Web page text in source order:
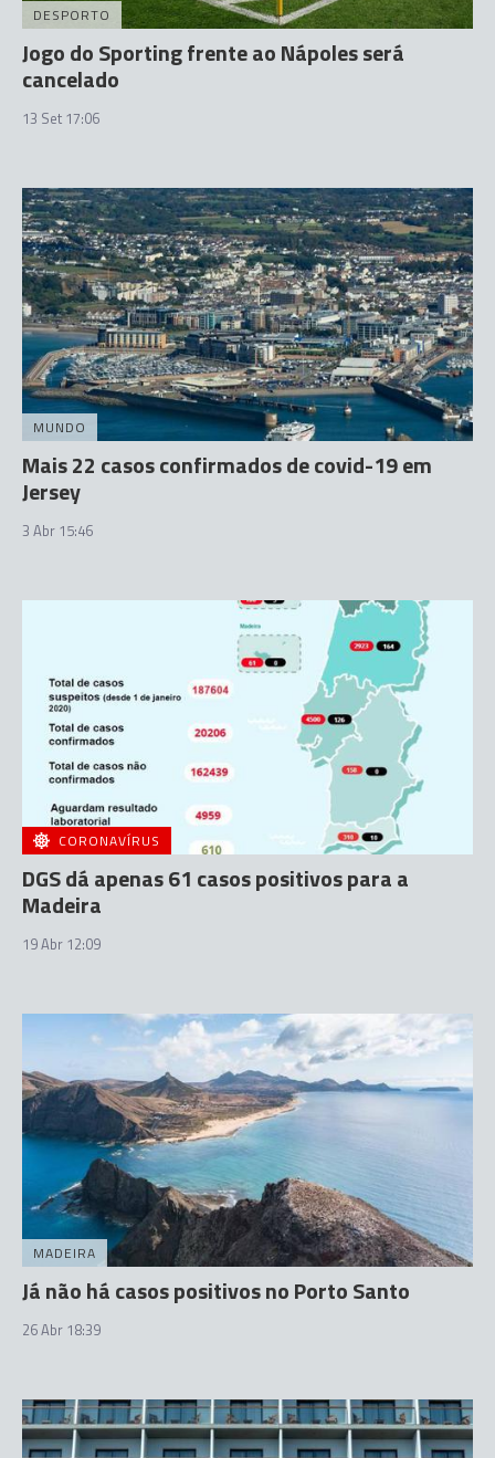
DESPORTO
Jogo do Sporting frente ao Nápoles será
cancelado
13 Set 17:06
MUNDO
Mais 22 casos confirmados de covid-19 em
Jersey
3 Abr 15:46
CORONAVÍRUS
DGS dá apenas 61 casos positivos para a
Madeira
19 Abr 12:09
MADEIRA
Já não há casos positivos no Porto Santo
26 Abr 18:39